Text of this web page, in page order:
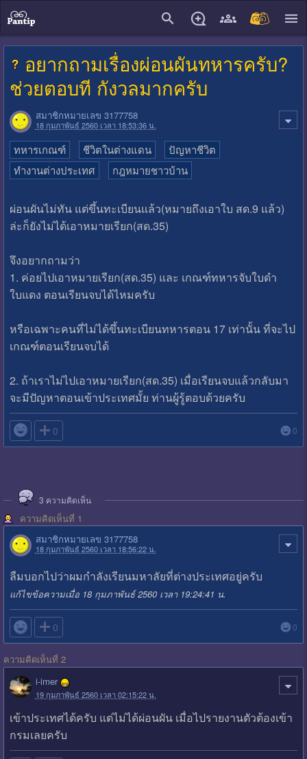
อยากถามเรื่องผ่อนผันทหารครับ?
ช่วยตอบที กังวลมากครับ
สมาชิกหมายเลข 3177758
18 กุมภาพันธ์ 2560 เวลา 18:53:36 น.
ทหารเกณฑ์ ชีวิตในต่างแดน
ปัญหาชีวิต
ทำงานต่างประเทศ
กฎหมายชาวบ้าน
ผ่อนผันไม่ทัน แต่ขึ้นทะเบียนแล้ว(หมายถึงเอาใบ สด.9 แล้ว)
ล่ะก็ยังไม่ได้เอาหมายเรียก(สด.35)
จึงอยากถามว่า
1. ค่อยไปเอาหมายเรียก(สด.35) และ เกณฑ์ทหารจับใบดำ
ใบแดง ตอนเรียนจบได้ไหมครับ
หรือเฉพาะคนที่ไม่ได้ขึ้นทะเบียนทหารตอน 17 เท่านั้น ที่จะไป
เกณฑ์ตอนเรียนจบได้
2. ถ้าเราไม่ไปเอาหมายเรียก(สด.35) เมื่อเรียนจบแล้วกลับมา
จะมีปัญหาตอนเข้าประเทศมั้ย ท่านผู้รู้ตอบด้วยครับ
 0 0
3 ความคิดเห็น
ความคิดเห็นที่ 1
สมาชิกหมายเลข 3177758
18 กุมภาพันธ์ 2560 เวลา 18:56:22 น.
ลืมบอกไปว่าผมกำลังเรียนมหาลัยที่ต่างประเทศอยู่ครับ
แก้ไขข้อความเมื่อ 18 กุมภาพันธ์ 2560 เวลา 19:24:41 น.
 0 0
ความคิดเห็นที่ 2
i-imer
19 กุมภาพันธ์ 2560 เวลา 02:15:22 น.
เข้าประเทศได้ครับ แต่ไม่ได้ผ่อนผัน เมื่อไปรายงานตัวต้องเข้า
กรมเลยครับ
close